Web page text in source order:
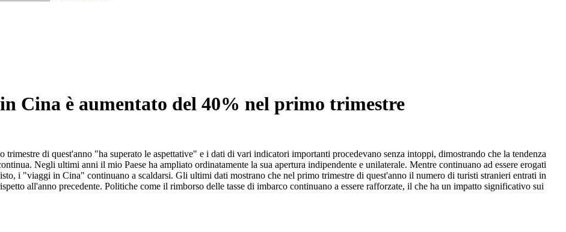
Cina è aumentato del 40% nel primo trimestre
di quest'anno "ha superato le aspettative" e i dati di vari indicatori importanti procedevano senza intoppi, dimostrando che la tendenza
Negli ultimi anni il mio Paese ha ampliato ordinatamente la sua apertura indipendente e unilaterale. Mentre continuano ad essere erogati
i "viaggi in Cina" continuano a scaldarsi. Gli ultimi dati mostrano che nel primo trimestre di quest'anno il numero di turisti stranieri entrati in
all'anno precedente. Politiche come il rimborso delle tasse di imbarco continuano a essere rafforzate, il che ha un impatto significativo sui